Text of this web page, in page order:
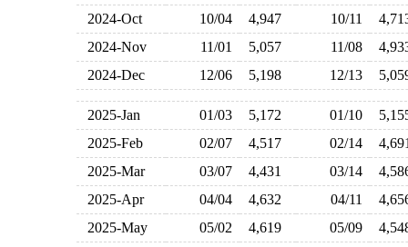
2024-Oct
10/04 4,947 10/11
2024-Nov
11/01 5,057 11/08
2024-Dec
12/06 5,198 12/13
2025-Jan 01/03 5,172 01/10
2025-Feb
02/07 4,517 02/14
2025-Mar
03/07 4,431 03/14
2025-Apr
04/04 4,632 04/11
2025-May
05/02 4,619 05/09